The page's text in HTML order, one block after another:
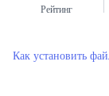
Рейтинг
Как установить